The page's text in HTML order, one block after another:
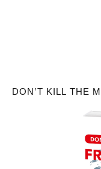
DON’T KILL THE